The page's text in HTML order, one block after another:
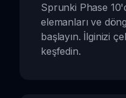
Sprunki Phase
elemanları ve
başlayın. İlginizi
keşfedin.